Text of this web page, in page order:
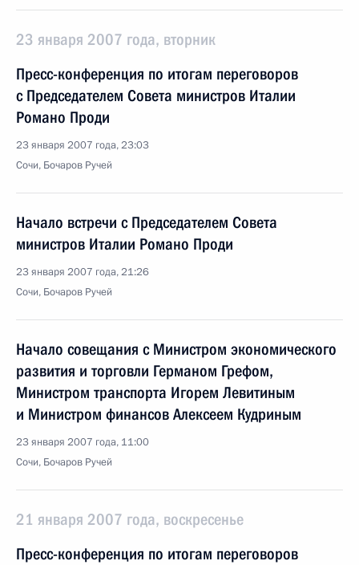
23 января 2007 года, вторник
Пресс-конференция по итогам переговоров
с Председателем Совета министров Италии
Романо Проди
23 января 2007 года, 23:03
Сочи, Бочаров Ручей
Начало встречи с Председателем Совета
министров Италии Романо Проди
23 января 2007 года, 21:26
Сочи, Бочаров Ручей
Начало совещания с Министром экономического
развития и торговли Германом Грефом,
Министром транспорта Игорем Левитиным
и Министром финансов Алексеем Кудриным
23 января 2007 года, 11:00
Сочи, Бочаров Ручей
21 января 2007 года, воскресенье
Пресс-конференция по итогам переговоров